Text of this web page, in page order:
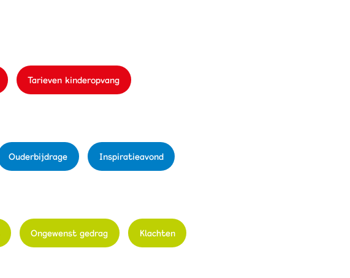
Tarieven kinderopvang
Ouderbijdrage Inspiratieavond
Ongewenst gedrag Klachten